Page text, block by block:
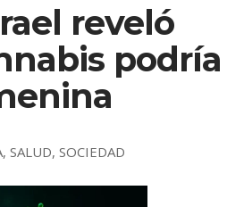
reveló
podría
,SALUD,SOCIEDAD